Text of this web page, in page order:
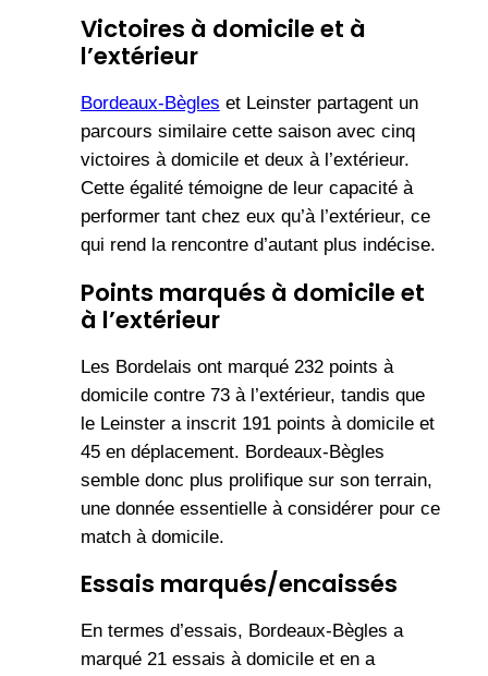
Victoires à domicile et à
l’extérieur
Bordeaux-Bègles et Leinster partagent un
parcours similaire cette saison avec cinq
victoires à domicile et deux à l’extérieur.
Cette égalité témoigne de leur capacité à
performer tant chez eux qu’à l’extérieur, ce
qui rend la rencontre d’autant plus indécise.
Points marqués à domicile et
à l’extérieur
Les Bordelais ont marqué 232 points à
domicile contre 73 à l’extérieur, tandis que
le Leinster a inscrit 191 points à domicile et
45 en déplacement. Bordeaux-Bègles
semble donc plus prolifique sur son terrain,
une donnée essentielle à considérer pour ce
match à domicile.
Essais marqués/encaissés
En termes d’essais, Bordeaux-Bègles a
marqué 21 essais à domicile et en a